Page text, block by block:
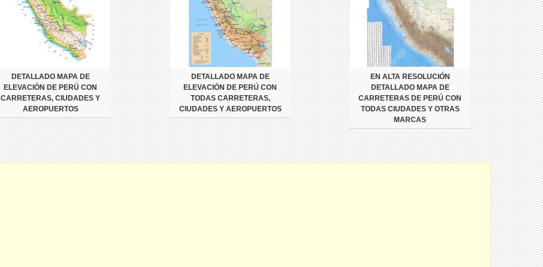
DETALLADO MAPA DE
ELEVACIÓN DE PERÚ CON
CARRETERAS, CIUDADES Y
AEROPUERTOS
DETALLADO MAPA DE
ELEVACIÓN DE PERÚ CON
TODAS CARRETERAS,
CIUDADES Y AEROPUERTOS
EN ALTA RESOLUCIÓN
DETALLADO MAPA DE
CARRETERAS DE PERÚ CON
TODAS CIUDADES Y OTRAS
MARCAS